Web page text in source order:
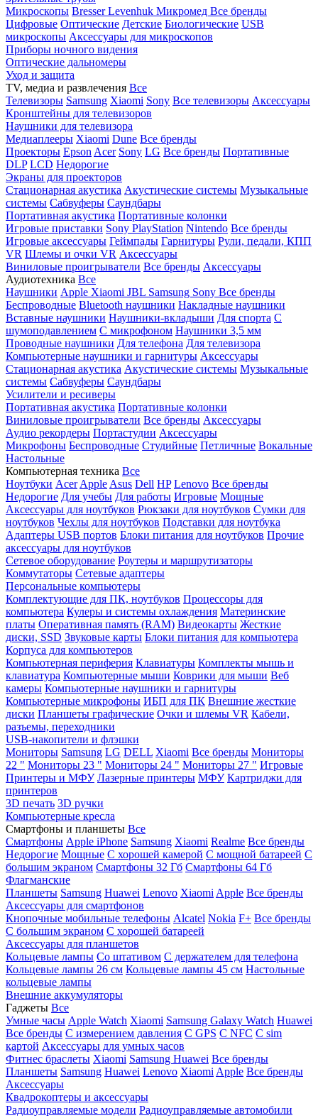
Микроскопы BresserLevenhuk Микромед Все бренды
Цифровые Оптические Детские Биологические USB
микроскопы Аксессуары для микроскопов
Приборы ночного видения
Оптические дальномеры
Уход и защита
TV, медиа и развлечения Все
Телевизоры Samsung Xiaomi Sony Все телевизоры Аксессуары
Кронштейны для телевизоров
Наушники для телевизора
Медиаплееры Xiaomi Dune Все бренды
Проекторы Epson Acer Sony LG Все бренды Портативные
DLP LCD Недорогие
Экраны для проекторов
Стационарная акустика Акустические системы Музыкальные
системы Сабвуферы Саундбары
Портативная акустика Портативные колонки
Игровые приставки Sony PlayStation Nintendo Все бренды
Игровые аксессуары Геймпады Гарнитуры Рули, педали, КПП
VR Шлемы и очки VR Аксессуары
Виниловые проигрыватели Все бренды Аксессуары
Аудиотехника Все
Наушники Apple Xiaomi JBL Samsung Sony Все бренды
Беспроводные Bluetooth наушники Накладные наушники
Вставные наушники Наушники-вкладыши Для спорта С
шумоподавлением С микрофоном Наушники 3,5 мм
Проводные наушники Для телефона Для телевизора
Компьютерные наушники и гарнитуры Аксессуары
Стационарная акустика Акустические системы Музыкальные
системы Сабвуферы Саундбары
Усилители и ресиверы
Портативная акустика Портативные колонки
Виниловые проигрыватели Все бренды Аксессуары
Аудио рекордеры Портастудии Аксессуары
Микрофоны Беспроводные Студийные Петличные Вокальные
Настольные
Компьютерная техника Все
Ноутбуки Acer Apple Asus Dell HP Lenovo Все бренды
Недорогие Для учебы Для работы Игровые Мощные
Аксессуары для ноутбуков Рюкзаки для ноутбуков Сумки для
ноутбуков Чехлы для ноутбуков Подставки для ноутбука
Адаптеры USB портов Блоки питания для ноутбуков Прочие
аксессуары для ноутбуков
Сетевое оборудование Роутеры и маршрутизаторы
Коммутаторы Сетевые адаптеры
Персональные компьютеры
Комплектующие для ПК, ноутбуков Процессоры для
компьютера Кулеры и системы охлаждения Материнские
платы Оперативная память (RAM) Видеокарты Жесткие
диски, SSD Звуковые карты Блоки питания для компьютера
Корпуса для компьютеров
Компьютерная периферия Клавиатуры Комплекты мышь и
клавиатура Компьютерные мыши Коврики для мыши Веб
камеры Компьютерные наушники и гарнитуры
Компьютерные микрофоны ИБП для ПК Внешние жесткие
диски Планшеты графические Очки и шлемы VR Кабели,
разъемы, переходники
USB-накопители и флэшки
Мониторы Samsung LG DELL Xiaomi Все бренды Мониторы
22 " Мониторы 23 " Мониторы 24 " Мониторы 27 " Игровые
Принтеры и МФУ Лазерные принтеры МФУ Картриджи для
принтеров
3D печать 3D ручки
Компьютерные кресла
Смартфоны и планшеты Все
Смартфоны Apple iPhone Samsung Xiaomi Realme Все бренды
Недорогие Мощные С хорошей камерой С мощной батареей С
большим экраном Смартфоны 32 Гб Смартфоны 64 Гб
Флагманские
Планшеты Samsung Huawei Lenovo Xiaomi Apple Все бренды
Аксессуары для смартфонов
Кнопочные мобильные телефоны Alcatel Nokia F+ Все бренды
С большим экраном С хорошей батареей
Аксессуары для планшетов
Кольцевые лампы Со штативом C держателем для телефона
Кольцевые лампы 26 см Кольцевые лампы 45 см Настольные
кольцевые лампы
Внешние аккумуляторы
Гаджеты Все
Умные часы Apple Watch Xiaomi Samsung Galaxy Watch Huawei
Все бренды C измерением давления C GPS C NFC C sim
картой Аксессуары для умных часов
Фитнес браслеты Xiaomi Samsung Huawei Все бренды
Планшеты Samsung Huawei Lenovo Xiaomi Apple Все бренды
Аксессуары
Квадрокоптеры и аксессуары
Радиоуправляемые модели Радиоуправляемые автомобили